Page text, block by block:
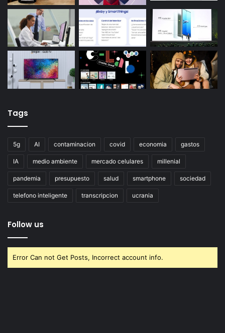
Tags
5g AI contaminacion covid economia gastos
IA medio ambiente mercado celulares millenial
pandemia presupuesto salud smartphone sociedad
telefono inteligente transcripcion ucrania
Follow us
Error Can not Get Posts, Incorrect account info.